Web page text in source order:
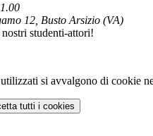
12, Busto Arsizio (VA)
studenti-attori!
si avvalgono di cookie
tutti i cookies